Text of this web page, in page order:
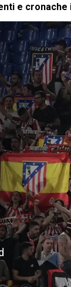
e cronache